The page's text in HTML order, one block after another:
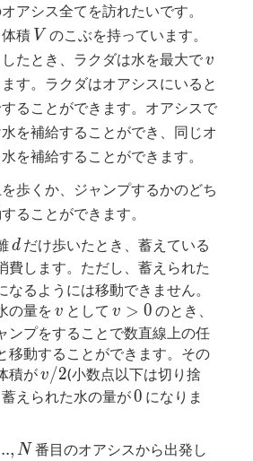
アシス全てを訪れたいです。
積 V
V のこぶを持っています。
したとき、ラクダは水を最大でv
v
す。ラクダはオアシスにいると
ることができます。オアシスで
を補給することができ、同じオ
を補給することができます。
歩くか、ジャンプするかのどち
ることができます。
d
d だけ歩いたとき、蓄えている
費します。ただし、蓄えられた
なるようには移動できません。
の量を v
v として v>0
v > 0 のとき、
ンプをすることで数直線上の任
移動することができます。その
積がv/2
v/2(小数点以下は切り捨
えられた水の量が0
0 になりま
.., N番目のオアシスから出発し